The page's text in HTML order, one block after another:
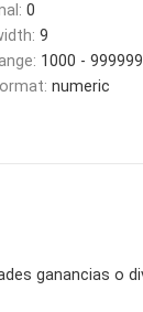
0
9
1000 -
numeric
ganancias o